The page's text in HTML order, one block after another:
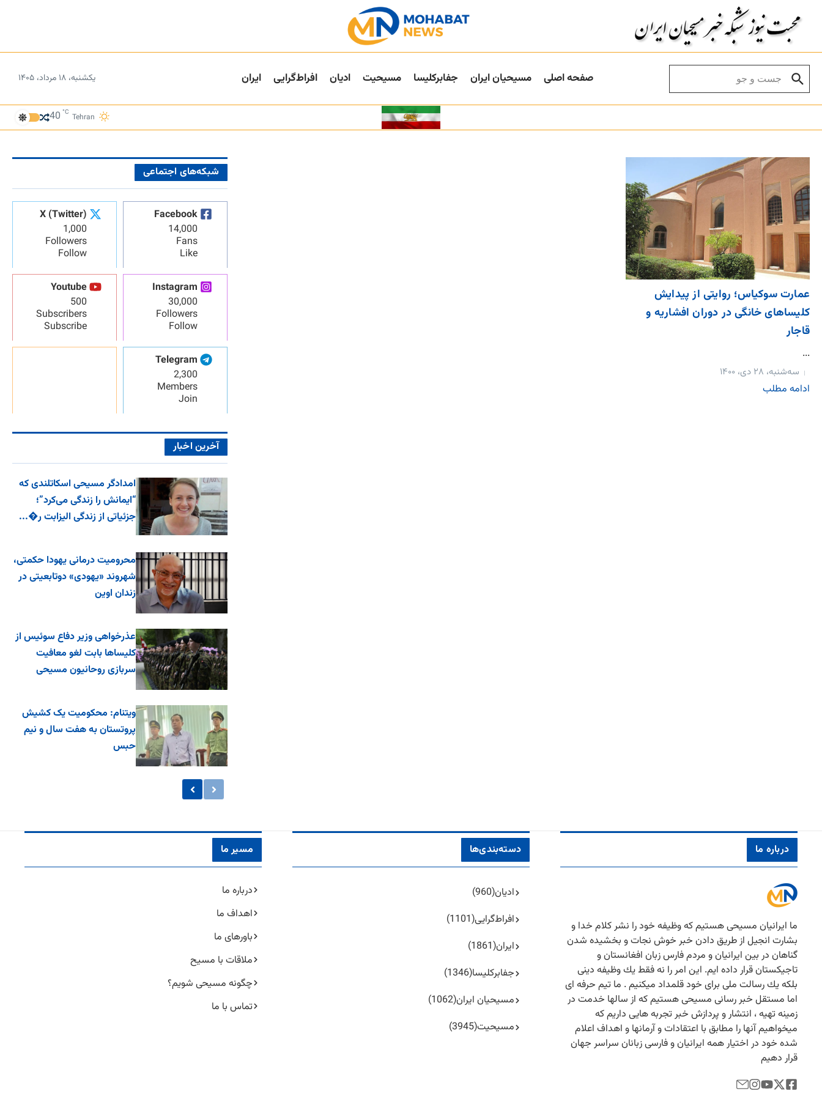
صفحه اصلی مسیحیان ایران جفا‌بر‌کلیسا مسیحیت ادیان افراط‌گرایی ایران یکشنبه، ۱۸ مرداد، ۱۴۰۵
Tehran
40 °C
عمارت سوکیاس؛ روایتی از پیدایش
کلیساهای خانگی در دوران افشاریه و
قاجار
...
سه‌شنبه، ۲۸ دی، ۱۴۰۰
ادامه مطلب
شبکه‌های اجتماعی
Facebook
14,000
Fans
Like
X (Twitter)
1,000
Followers
Follow
Instagram
30,000
Followers
Follow
Youtube
500
Subscribers
Subscribe
Telegram
2,300
Members
Join
آخرین اخبار
امدادگر مسیحی اسکاتلندی که
“ایمانش را زندگی می‌کرد”؛
جزئیاتی از زندگی الیزابت ر�...
محرومیت درمانی یهودا حکمتی،
شهروند «یهودی» دوتابعیتی در
زندان اوین
عذرخواهی وزیر دفاع سوئیس از
کلیساها بابت لغو معافیت
سربازی روحانیون مسیحی
ویتنام: محکومیت یک کشیش
پروتستان به هفت سال و نیم
حبس
درباره ما
ما ایرانیان مسیحی هستیم كه وظیفه خود را نشر كلام خدا و
بشارت انجیل از طریق دادن خبر خوش نجات و بخشیده شدن
گناهان در بین ایرانیان و مردم فارس زبان افغانستان و
تاجیكستان قرار داده ایم. این امر را نه فقط یك وظیفه دینی
بلكه یك رسالت ملی برای خود قلمداد میكنیم . ما تیم حرفه ای
اما مستقل خبر رسانی مسیحی هستیم كه از سالها خدمت در
زمینه تهیه ، انتشار و پردازش خبر تجربه هایی داریم كه
میخواهیم آنها را مطابق با اعتقادات و آرمانها و اهداف اعلام
شده خود در اختیار همه ایرانیان و فارسی زبانان سراسر جهان
قرار دهیم
دسته‌بندی‌ها
ادیان(960)
افراط‌گرایی(1101)
ایران(1861)
جفا‌بر‌کلیسا(1346)
مسیحیان ایران(1062)
مسیحیت(3945)
مسیر ما
درباره ما
اهداف ما
باورهای ما
ملاقات با مسیح
چگونه مسیحی شویم؟
تماس با ما